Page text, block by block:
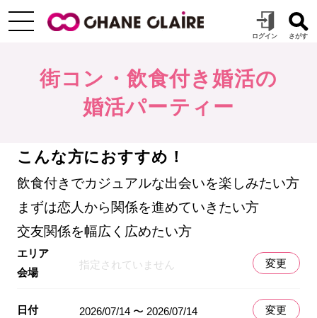
街コン・飲食付き婚活の
婚活パーティー
こんな方におすすめ！
飲食付きでカジュアルな出会いを楽しみたい方
まずは恋人から関係を進めていきたい方
交友関係を幅広く広めたい方
エリア
会場
指定されていません 変更
日付 2026/07/14 〜 2026/07/14 変更